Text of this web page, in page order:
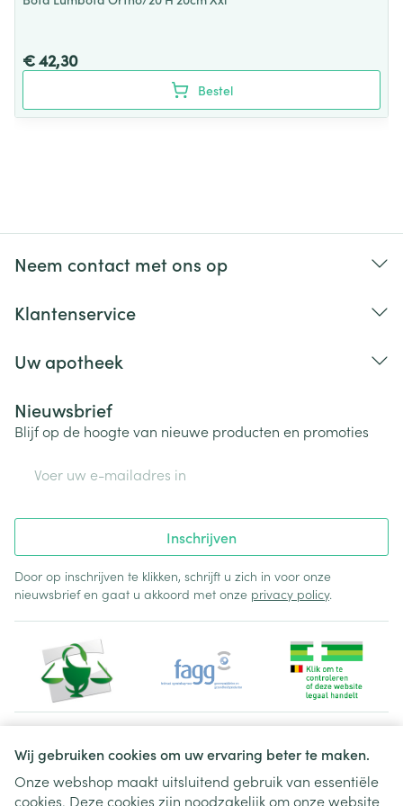
Wij gebruiken cookies om uw ervaring beter te maken.
Onze webshop maakt uitsluitend gebruik van essentiële
cookies. Deze cookies zijn noodzakelijk om onze website
€ 42,30
Bestel
Neem contact met ons op
Klantenservice
Uw apotheek
Nieuwsbrief
Blijf op de hoogte van nieuwe producten en promoties
Inschrijven
Door op inschrijven te klikken, schrijft u zich in voor onze
nieuwsbrief en gaat u akkoord met onze privacy policy.
Juridische links